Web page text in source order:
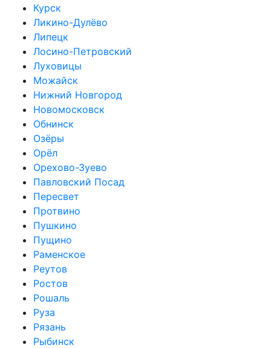
Курск
Ликино-Дулёво
Липецк
Лосино-Петровский
Луховицы
Можайск
Нижний Новгород
Новомосковск
Обнинск
Озёры
Орёл
Орехово-Зуево
Павловский Посад
Пересвет
Протвино
Пушкино
Пущино
Раменское
Реутов
Ростов
Рошаль
Руза
Рязань
Рыбинск